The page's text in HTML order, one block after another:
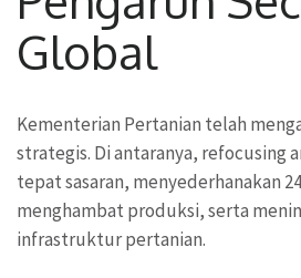
Global
Kementerian Pertanian telah
strategis. Di antaranya, refocusing
tepat sasaran, menyederhanakan
menghambat produksi, serta
infrastruktur pertanian.